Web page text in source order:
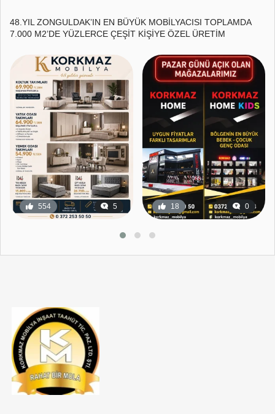
48.YIL ZONGULDAK’IN EN BÜYÜK MOBİLYACISI TOPLAMDA
7.000 M2’DE YÜZLERCE ÇEŞİT KİŞİYE ÖZEL ÜRETİM
554 5 18 0